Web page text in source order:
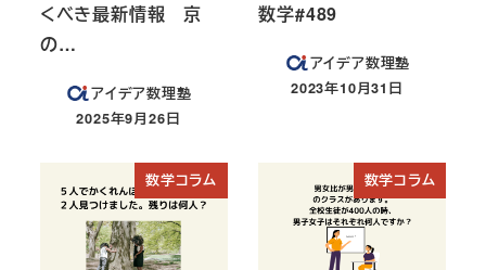
くべき最新情報 京
の…
アイデア数理塾
投稿日
2025年9月26日
数学#489
アイデア数理塾
投稿日
2023年10月31日
数学コラム 数学コラム